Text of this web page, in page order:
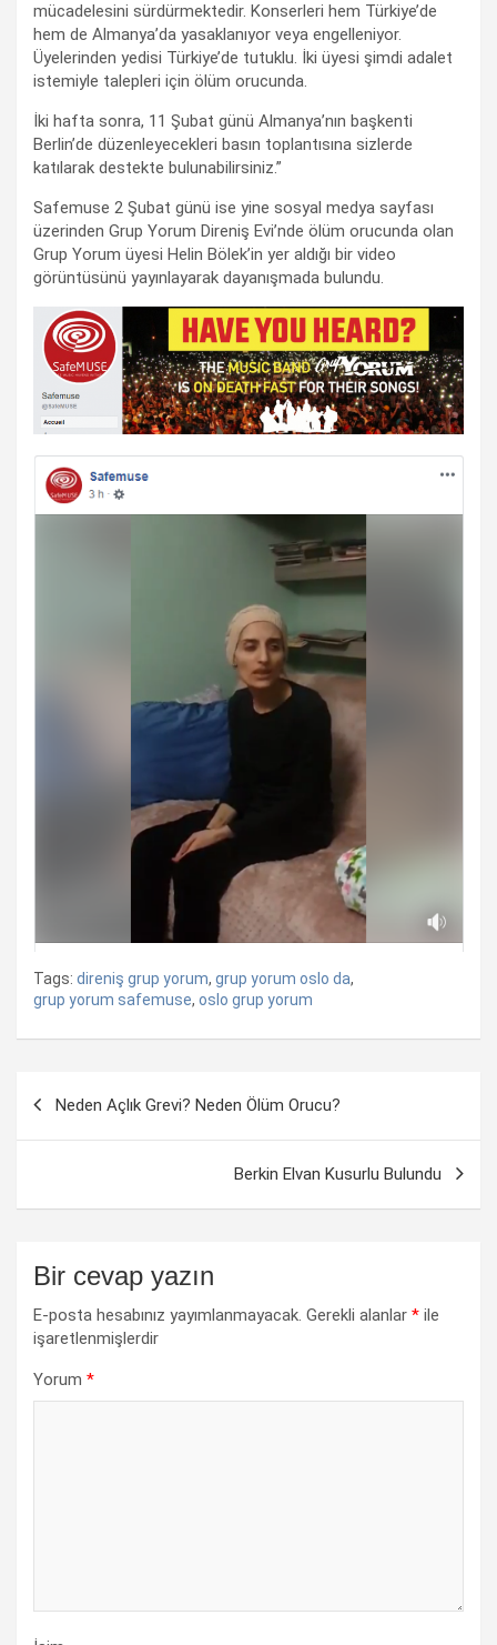
mücadelesini sürdürmektedir. Konserleri hem Türkiye’de
hem de Almanya’da yasaklanıyor veya engelleniyor.
Üyelerinden yedisi Türkiye’de tutuklu. İki üyesi şimdi adalet
istemiyle talepleri için ölüm orucunda.
İki hafta sonra, 11 Şubat günü Almanya’nın başkenti
Berlin’de düzenleyecekleri basın toplantısına sizlerde
katılarak destekte bulunabilirsiniz.”
Safemuse 2 Şubat günü ise yine sosyal medya sayfası
üzerinden Grup Yorum Direniş Evi’nde ölüm orucunda olan
Grup Yorum üyesi Helin Bölek’in yer aldığı bir video
görüntüsünü yayınlayarak dayanışmada bulundu.
Tags: direniş grup yorum, grup yorum oslo da,
grup yorum safemuse, oslo grup yorum
dolaşımı
Neden Açlık Grevi? Neden Ölüm Orucu?
Berkin Elvan Kusurlu Bulundu
Bir cevap yazın
E-posta hesabınız yayımlanmayacak. Gerekli alanlar * ile
işaretlenmişlerdir
Yorum *